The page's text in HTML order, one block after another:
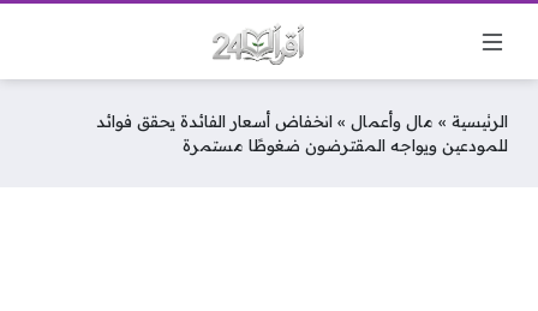
الرئيسية » مال وأعمال » انخفاض أسعار الفائدة يحقق فوائد
للمودعين ويواجه المقترضون ضغوطًا مستمرة